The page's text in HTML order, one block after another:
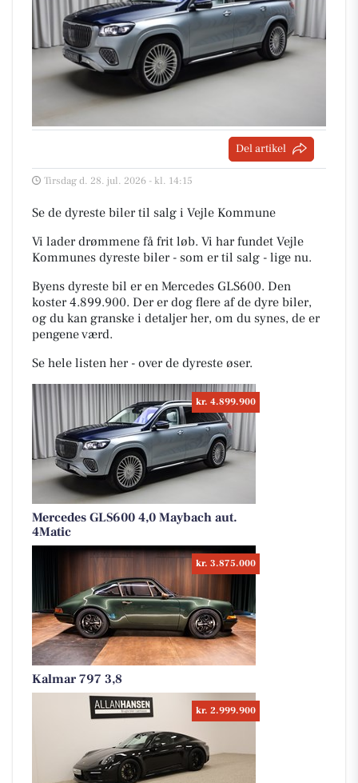
Del artikel
Tirsdag d. 28. jul. 2026 - kl. 14:15
Se de dyreste biler til salg i Vejle Kommune
Vi lader drømmene få frit løb. Vi har fundet Vejle
Kommunes dyreste biler - som er til salg - lige nu.
Byens dyreste bil er en Mercedes GLS600. Den
koster 4.899.900. Der er dog flere af de dyre biler,
og du kan granske i detaljer her, om du synes, de er
pengene værd.
Se hele listen her - over de dyreste øser.
kr. 4.899.900
Mercedes GLS600 4,0 Maybach aut.
4Matic
kr. 3.875.000
Kalmar 797 3,8
kr. 2.999.900